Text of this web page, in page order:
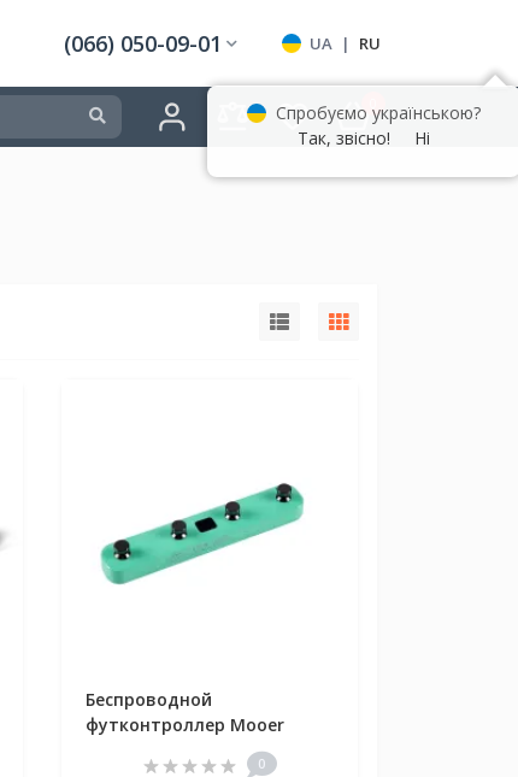
(066) 050-09-01 UA | RU
Беспроводной
футконтроллер Mooer
GWF4 Wireless Footswitch
0
Спробуємо українською?
Так, звісно!
Ні